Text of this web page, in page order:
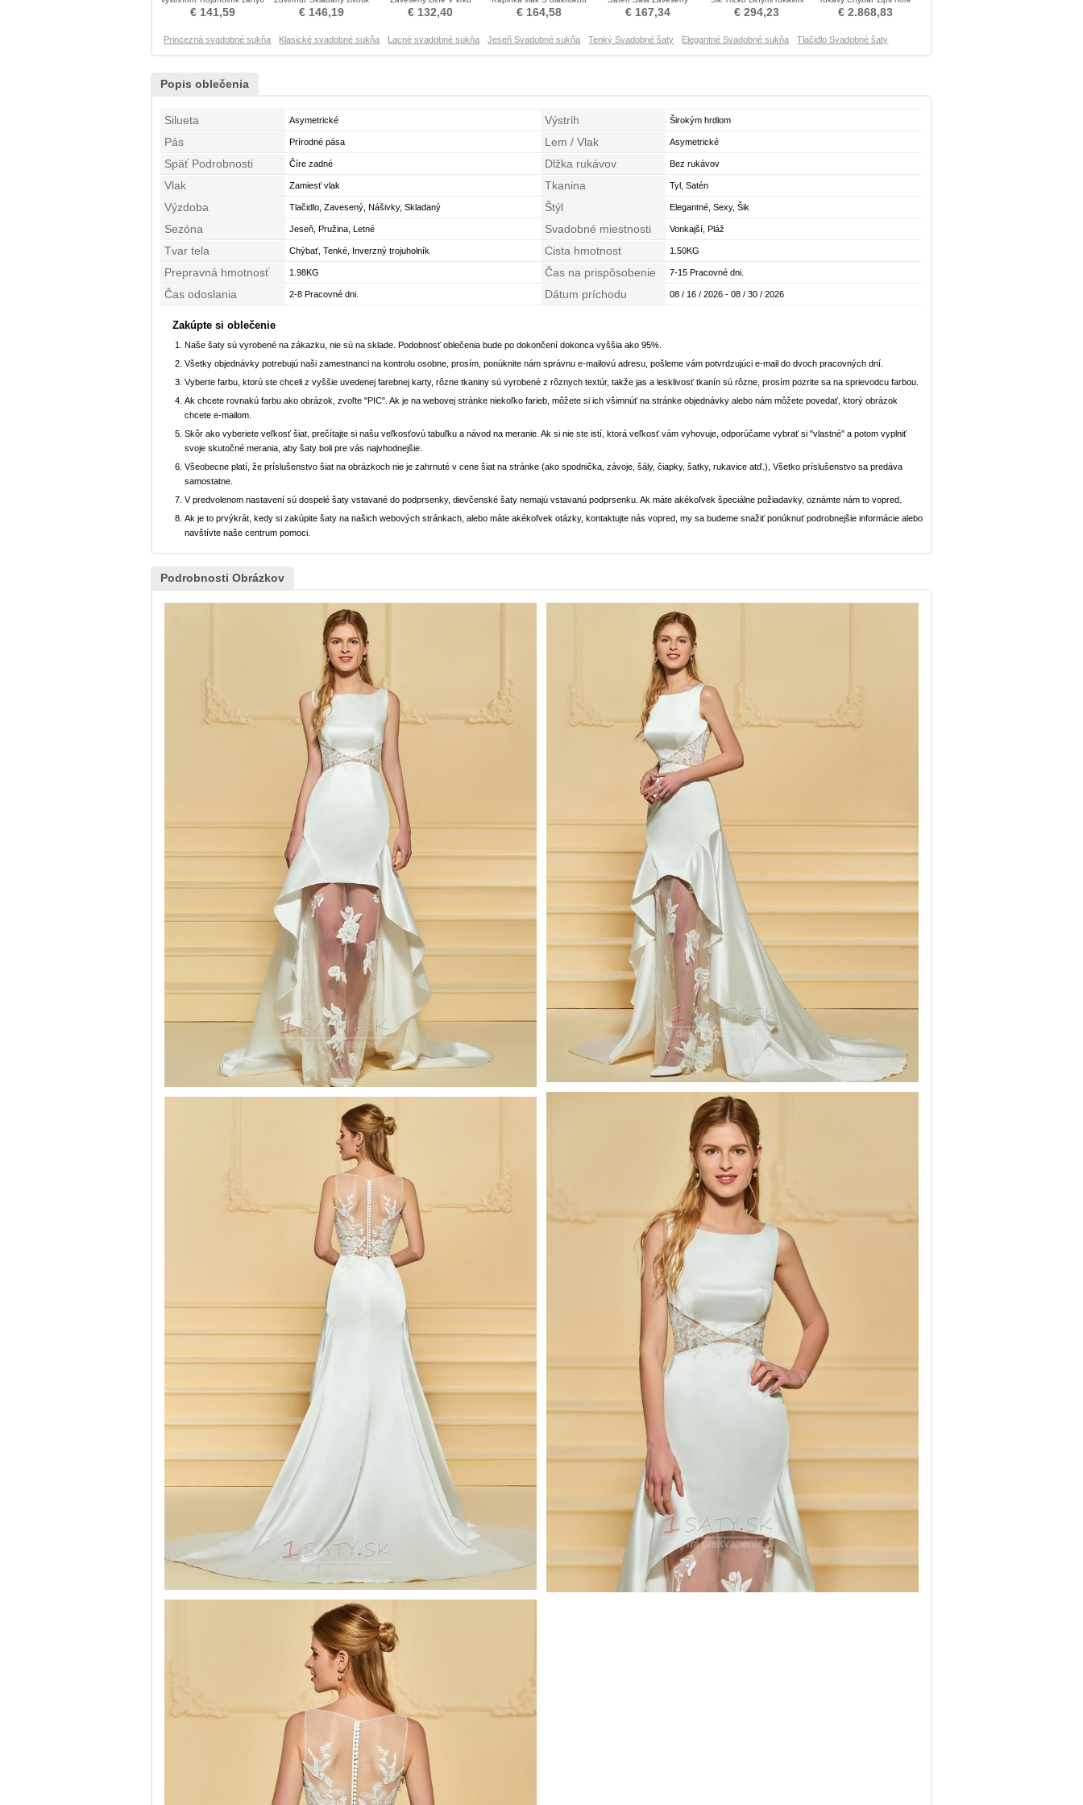
Svadobné šaty
€ 141,59
Svadobné šaty
€ 146,19
Tenké Pláž Svadobné šaty
€ 132,40
ružica Svadobné šaty
€ 164,58
Presýpacie hodiny
Svadobné šaty
€ 167,34
Nevestin obleko
€ 294,23
Poroka Obleko
€ 2.868,83
Princezná svadobné sukňa Klasické svadobné sukňa Lacné svadobné sukňa Jeseň Svadobné sukňa Tenký Svadobné šaty Elegantné Svadobné sukňa Tlačidlo Svadobné šaty
Popis oblečenia
Silueta Asymetrické Výstrih Širokým hrdlom
Pás Prírodné pása Lem / Vlak Asymetrické
Späť Podrobnosti Číre zadné Dlžka rukávov Bez rukávov
Vlak Zamiesť vlak Tkanina Tyl, Satén
Výzdoba Tlačidlo, Zavesený, Nášivky, Skladaný Štýl Elegantné, Sexy, Šik
Sezóna Jeseň, Pružina, Letné Svadobné miestnosti Vonkajší, Pláž
Tvar tela Chýbať, Tenké, Inverzný trojuholník Cista hmotnost 1.50KG
Prepravná hmotnosť 1.98KG Čas na prispôsobenie 7-15 Pracovné dni.
Čas odoslania 2-8 Pracovné dni. Dátum príchodu 08 / 16 / 2026 - 08 / 30 / 2026
Zakúpte si oblečenie
Naše šaty sú vyrobené na zákazku, nie sú na sklade. Podobnosť oblečenia bude po dokončení dokonca vyššia ako 95%.
Všetky objednávky potrebujú naši zamestnanci na kontrolu osobne, prosím, ponúknite nám správnu e-mailovú adresu, pošleme vám potvrdzujúci e-mail do dvoch pracovných dní.
Vyberte farbu, ktorú ste chceli z vyššie uvedenej farebnej karty, rôzne tkaniny sú vyrobené z rôznych textúr, takže jas a lesklivosť tkanín sú rôzne, prosím pozrite sa na sprievodcu farbou.
Ak chcete rovnakú farbu ako obrázok, zvoľte "PIC". Ak je na webovej stránke niekoľko farieb, môžete si ich všimnúť na stránke objednávky alebo nám môžete povedať, ktorý obrázok
chcete e-mailom.
Skôr ako vyberiete veľkosť šiat, prečítajte si našu veľkosťovú tabuľku a návod na meranie. Ak si nie ste istí, ktorá veľkosť vám vyhovuje, odporúčame vybrať si "vlastné" a potom vyplniť
svoje skutočné merania, aby šaty boli pre vás najvhodnejšie.
Všeobecne platí, že príslušenstvo šiat na obrázkoch nie je zahrnuté v cene šiat na stránke (ako spodnička, závoje, šály, čiapky, šatky, rukavice atď.), Všetko príslušenstvo sa predáva
samostatne.
V predvolenom nastavení sú dospelé šaty vstavané do podprsenky, dievčenské šaty nemajú vstavanú podprsenku. Ak máte akékoľvek špeciálne požiadavky, oznámte nám to vopred.
Ak je to prvýkrát, kedy si zakúpite šaty na našich webových stránkach, alebo máte akékoľvek otázky, kontaktujte nás vopred, my sa budeme snažiť ponúknuť podrobnejšie informácie alebo
navštívte naše centrum pomoci.
Podrobnosti Obrázkov